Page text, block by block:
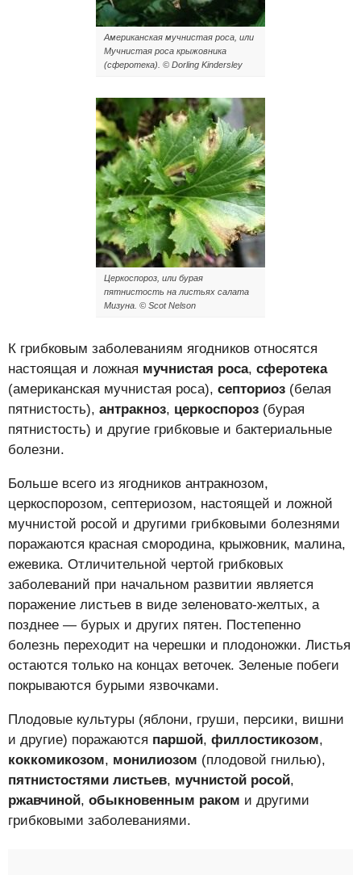
Американская мучнистая роса, или
Мучнистая роса крыжовника
(сферотека). © Dorling Kindersley
Церкоспороз, или бурая
пятнистость на листьях салата
Мизуна. © Scot Nelson
К грибковым заболеваниям ягодников относятся
настоящая и ложная мучнистая роса, сферотека
(американская мучнистая роса), септориоз (белая
пятнистость), антракноз, церкоспороз (бурая
пятнистость) и другие грибковые и бактериальные
болезни.
Больше всего из ягодников антракнозом,
церкоспорозом, септериозом, настоящей и ложной
мучнистой росой и другими грибковыми болезнями
поражаются красная смородина, крыжовник, малина,
ежевика. Отличительной чертой грибковых
заболеваний при начальном развитии является
поражение листьев в виде зеленовато-желтых, а
позднее — бурых и других пятен. Постепенно
болезнь переходит на черешки и плодоножки. Листья
остаются только на концах веточек. Зеленые побеги
покрываются бурыми язвочками.
Плодовые культуры (яблони, груши, персики, вишни
и другие) поражаются паршой, филлостикозом,
коккомикозом, монилиозом (плодовой гнилью),
пятнистостями листьев, мучнистой росой,
ржавчиной, обыкновенным раком и другими
грибковыми заболеваниями.